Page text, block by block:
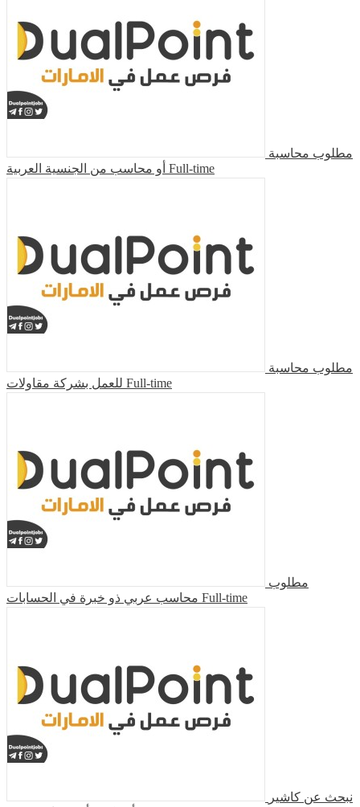
مطلوب محاسبة
أو محاسب من الجنسية العربية Full-time
مطلوب محاسبة
للعمل بشركة مقاولات Full-time
مطلوب
محاسب عربي ذو خبرة في الحسابات Full-time
نبحث عن كاشير